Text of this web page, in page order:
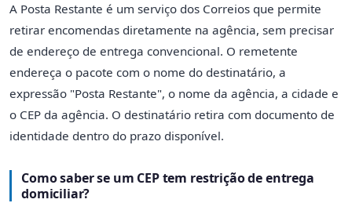
A Posta Restante é um serviço dos Correios que permite
retirar encomendas diretamente na agência, sem precisar
de endereço de entrega convencional. O remetente
endereça o pacote com o nome do destinatário, a
expressão "Posta Restante", o nome da agência, a cidade e
o CEP da agência. O destinatário retira com documento de
identidade dentro do prazo disponível.
Como saber se um CEP tem restrição de entrega
domiciliar?